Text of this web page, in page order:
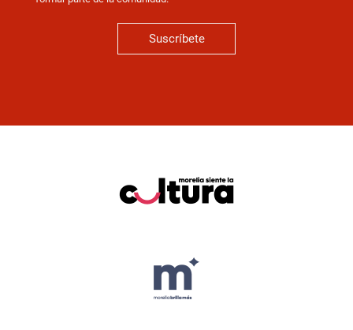
Suscríbete